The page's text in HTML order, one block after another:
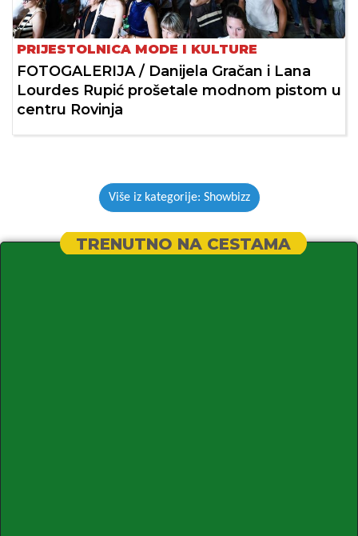
PRIJESTOLNICA MODE I KULTURE
FOTOGALERIJA / Danijela Gračan i Lana
Lourdes Rupić prošetale modnom pistom u
centru Rovinja
Više iz kategorije: Showbizz
TRENUTNO NA CESTAMA